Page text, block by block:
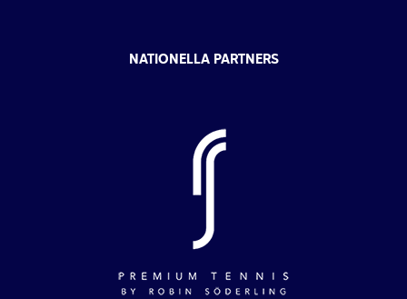
NATIONELLA PARTNERS